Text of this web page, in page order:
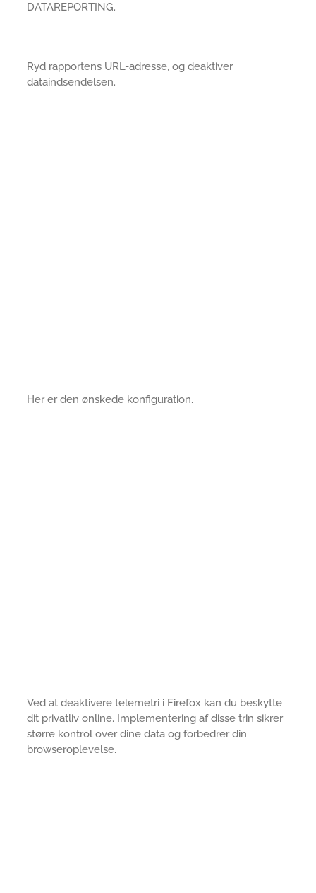
DATAREPORTING.
Ryd rapportens URL-adresse, og deaktiver
dataindsendelsen.
Her er den ønskede konfiguration.
Ved at deaktivere telemetri i Firefox kan du beskytte
dit privatliv online. Implementering af disse trin sikrer
større kontrol over dine data og forbedrer din
browseroplevelse.